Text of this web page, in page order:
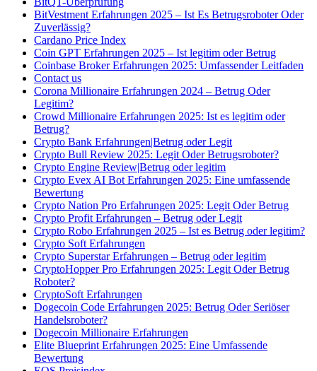
BitVestment Erfahrungen 2025 – Ist Es Betrugsroboter Oder
Zuverlässig?
Cardano Price Index
Coin GPT Erfahrungen 2025 – Ist legitim oder Betrug
Coinbase Broker Erfahrungen 2025: Umfassender Leitfaden
Contact us
Corona Millionaire Erfahrungen 2024 – Betrug Oder
Legitim?
Crowd Millionaire Erfahrungen 2025: Ist es legitim oder
Betrug?
Crypto Bank Erfahrungen|Betrug oder Legit
Crypto Bull Review 2025: Legit Oder Betrugsroboter?
Crypto Engine Review|Betrug oder legitim
Crypto Evex AI Bot Erfahrungen 2025: Eine umfassende
Bewertung
Crypto Nation Pro Erfahrungen 2025: Legit Oder Betrug
Crypto Profit Erfahrungen – Betrug oder Legit
Crypto Robo Erfahrungen 2025 – Ist es Betrug oder legitim?
Crypto Soft Erfahrungen
Crypto Superstar Erfahrungen – Betrug oder legitim
CryptoHopper Pro Erfahrungen 2025: Legit Oder Betrug
Roboter?
CryptoSoft Erfahrungen
Dogecoin Code Erfahrungen 2025: Betrug Oder Seriöser
Handelsroboter?
Dogecoin Millionaire Erfahrungen
Elite Blueprint Erfahrungen 2025: Eine Umfassende
Bewertung